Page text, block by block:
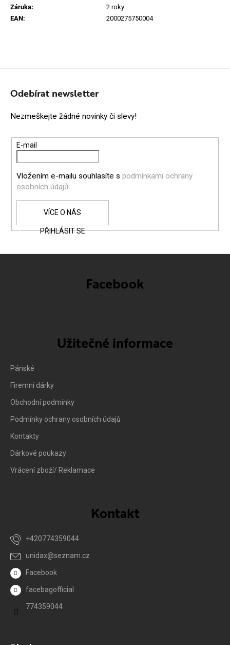
Záruka:
2 roky
EAN: 2000275750004
Z
Odebírat newsletter
Nezmeškejte žádné novinky či slevy!
E-mail
Vložením e-mailu souhlasíte s podmínkami ochrany
osobních údajů
PŘIHLÁSIT SE
Facebook
Užitečné informace
Pánské
Firemní dárky
Obchodní podmínky
Podmínky ochrany osobních údajů
Kontakty
Dárkové poukazy
Vrácení zboží/ Reklamace
Kontakt
unidax@seznam.cz
+420774359044
Facebook
facebagofficial
774359044